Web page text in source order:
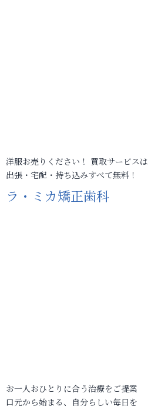
洋服お売りください！ 買取サービスは
出張・宅配・持ち込みすべて無料！
ラ・ミカ矯正歯科
お一人おひとりに合う治療をご提案
口元から始まる、自分らしい毎日を